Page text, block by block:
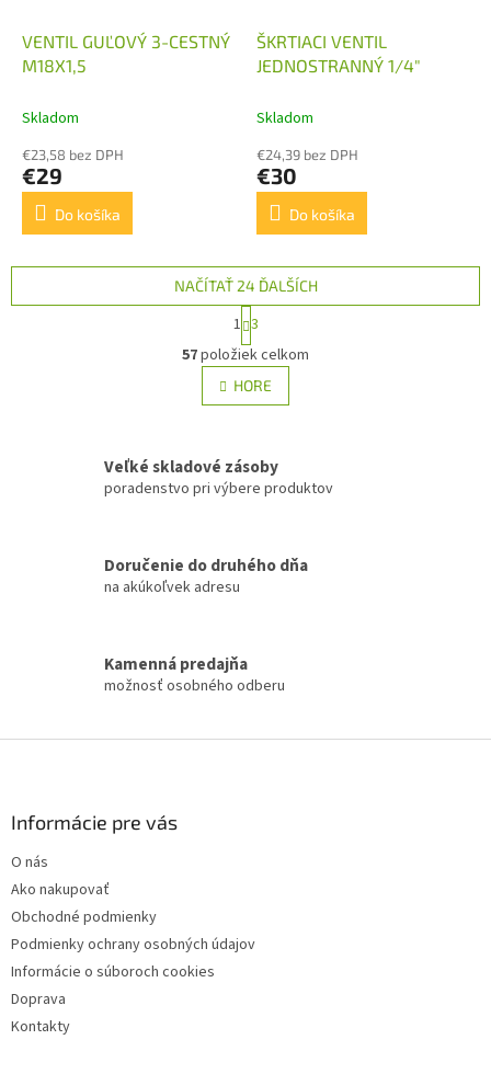
VENTIL GUĽOVÝ 3-CESTNÝ
M18X1,5
Skladom
€23,58 bez DPH
€29
Do košíka
ŠKRTIACI VENTIL
JEDNOSTRANNÝ 1/4"
Skladom
€24,39 bez DPH
€30
Do košíka
O
v
l
á
c
i
r
v
ý
p
i
u
NAČÍTAŤ 24 ĎALŠÍCH
S
t
r
á
n
k
a
n
i
1 3
57položiek celkom
HORE
Veľké skladové zásoby
poradenstvo pri výbere produktov
Doručenie do druhého dňa
na akúkoľvek adresu
Kamenná predajňa
možnosť osobného odberu
Informácie pre vás
O nás
Ako nakupovať
Obchodné podmienky
Podmienky ochrany osobných údajov
Informácie o súboroch cookies
Doprava
Kontakty